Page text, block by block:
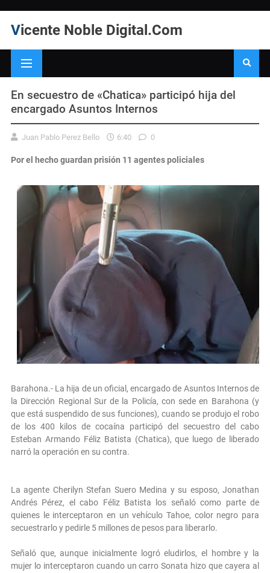
Vicente Noble Digital.Com
En secuestro de «Chatica» participó hija del
encargado Asuntos Internos
Juan Pablo Perez Bello 6:40 0
Por el hecho guardan prisión 11 agentes policiales
Barahona.- La hija de un oficial, encargado de Asuntos Internos de
la Dirección Regional Sur de la Policía, con sede en Barahona (y
que está suspendido de sus funciones), cuando se produjo el robo
de los 400 kilos de cocaína participó del secuestro del cabo
Esteban Armando Féliz Batista (Chatica), que luego de liberado
narró la operación en su contra.
La agente Cherilyn Stefan Suero Medina y su esposo, Jonathan
Andrés Pérez, el cabo Féliz Batista los señaló como parte de
quienes le interceptaron en un vehículo Tahoe, color negro para
secuestrarlo y pedirle 5 millones de pesos para liberarlo.
Señaló que, aunque inicialmente logró eludirlos, el hombre y la
mujer lo interceptaron cuando un carro Sonata hizo que cayera al